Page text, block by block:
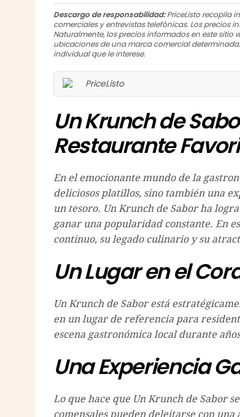
Descargo de responsabilidad:PriceListo recopila
comerciales y entrevistas telefónicas. Los precios
Naturalmente, los precios informados en este
ubicaciones de una marca comercial
individual que le interese.
Un Krunch de
Restaurante
En el emocionante mundo de la
deliciosos platillos, sino también una
un tesoro. Un Krunch de Sabor ha
ganar una popularidad constante. En
continuo, su legado culinario y su
Un Lugar en el
Un Krunch de Sabor está
en un lugar de referencia para
escena gastronómica local durante
Una Experiencia
Lo que hace que Un Krunch de Sabor
comensales pueden deleitarse con